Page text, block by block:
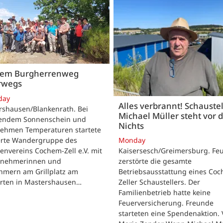
Burgherrenweg
Blankenrath. Bei
Sonnenschein und
Temperaturen startete
Wandergruppe des
Cochem-Zell e.V. mit
und
am Grillplatz am
in Mastershausen…
Alles verbrannt!
Michael Müller steht vor
Nichts
Monday
Kaisersesch/Greimersburg.
zerstörte die gesamte
Betriebsausstattung eines
Zeller Schaustellers. Der
Familienbetrieb hatte keine
Feuerversicherung. Freunde
starteten eine Spendenaktion.